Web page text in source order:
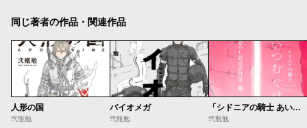
同じ著者の作品・関連作品
人形の国
弐瓶勉
バイオメガ
弐瓶勉
「シドニアの騎士 あいつむぐほし」 描きおろし設定資料集
弐瓶勉